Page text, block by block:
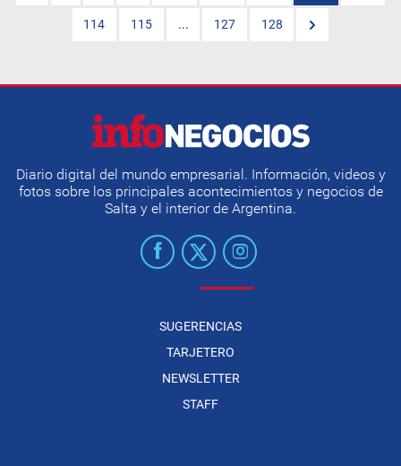
114 115 ... 127 128
Diario digital del mundo empresarial. Información, videos y
fotos sobre los principales acontecimientos y negocios de
Salta y el interior de Argentina.
SUGERENCIAS
TARJETERO
NEWSLETTER
STAFF